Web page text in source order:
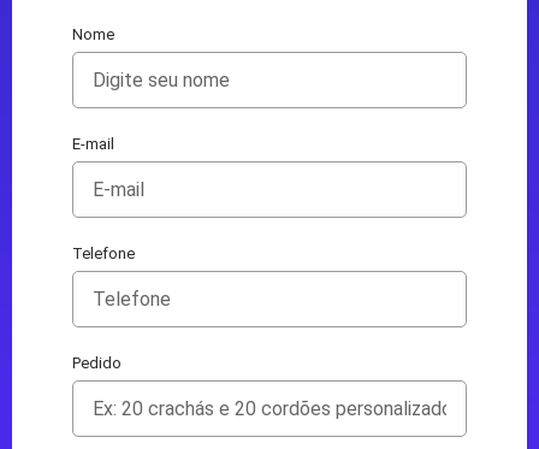
Nome
E-mail
Telefone
Pedido